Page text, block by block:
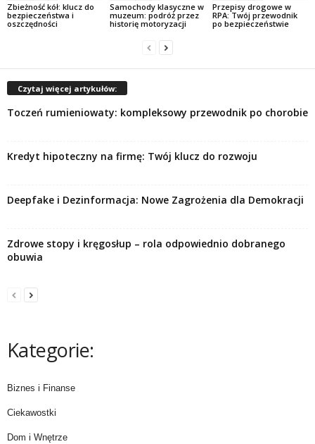
Zbieżność kół: klucz do
bezpieczeństwa i
oszczędności
Samochody klasyczne w
muzeum: podróż przez
historię motoryzacji
Przepisy drogowe w
RPA: Twój przewodnik
po bezpieczeństwie
Czytaj więcej artykułów:
Toczeń rumieniowaty: kompleksowy przewodnik po chorobie
Kredyt hipoteczny na firmę: Twój klucz do rozwoju
Deepfake i Dezinformacja: Nowe Zagrożenia dla Demokracji
Zdrowe stopy i kręgosłup – rola odpowiednio dobranego
obuwia
Kategorie:
Biznes i Finanse
Ciekawostki
Dom i Wnętrze